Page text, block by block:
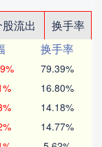
流出
换手率
换手率
79.39%
16.80%
14.18%
14.77%